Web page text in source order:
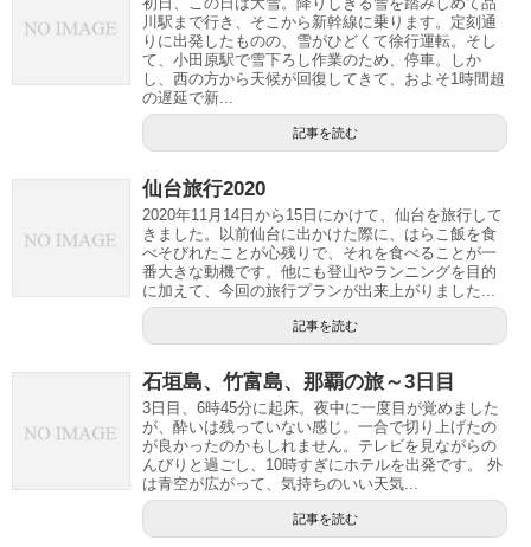
川駅まで行き、そこから新幹線に乗ります。定刻通
りに出発したものの、雪がひどくて徐行運転。そし
て、小田原駅で雪下ろし作業のため、停車。しか
し、西の方から天候が回復してきて、およそ1時間超
の遅延で新...
記事を読む
仙台旅行2020
2020年11月14日から15日にかけて、仙台を旅行して
きました。以前仙台に出かけた際に、はらこ飯を食
べそびれたことが心残りで、それを食べることが一
番大きな動機です。他にも登山やランニングを目的
に加えて、今回の旅行プランが出来上がりました...
記事を読む
石垣島、竹富島、那覇の旅～3日目
3日目、6時45分に起床。夜中に一度目が覚めました
が、酔いは残っていない感じ。一合で切り上げたの
が良かったのかもしれません。テレビを見ながらの
んびりと過ごし、10時すぎにホテルを出発です。 外
は青空が広がって、気持ちのいい天気...
記事を読む